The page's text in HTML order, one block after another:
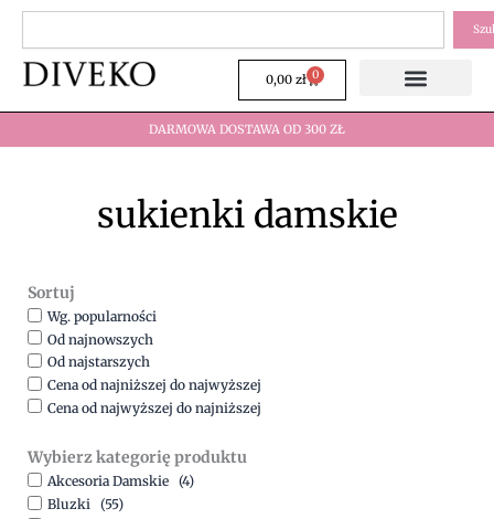
Przejdź
treści
0,00 zł 0
Wózek
DARMOWA DOSTAWA OD 300 ZŁ
sukienki damskie
Sortuj
Wg. popularności
Od najnowszych
Od najstarszych
Cena od najniższej do najwyższej
Cena od najwyższej do najniższej
Wybierz kategorię produktu
Akcesoria Damskie (4)
Bluzki (55)